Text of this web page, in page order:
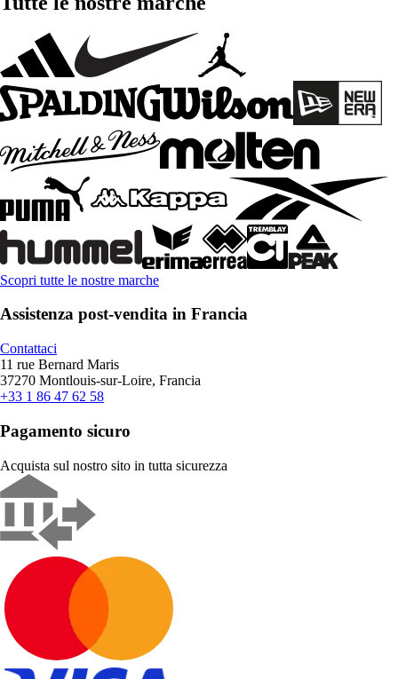
Scopri tutte le nostre marche
Assistenza post-vendita in Francia
Contattaci
11 rue Bernard Maris
37270 Montlouis-sur-Loire, Francia
+33 1 86 47 62 58
Pagamento sicuro
Acquista sul nostro sito in tutta sicurezza